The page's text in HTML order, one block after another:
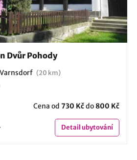
Dvůr Pohody
Varnsdorf (20 km)
Cena od 730 Kčdo 800 Kč
Detailubytování